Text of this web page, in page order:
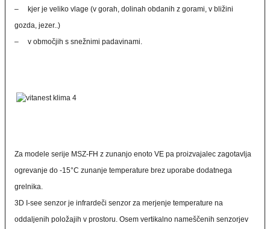
– kjer je veliko vlage (v gorah, dolinah obdanih z gorami, v bližini
gozda, jezer..)
– v območjih s snežnimi padavinami.
Za modele serije MSZ-FH z zunanjo enoto VE pa proizvajalec zagotavlja
ogrevanje do -15°C zunanje temperature brez uporabe dodatnega
grelnika.
3D I-see senzor je infrardeči senzor za merjenje temperature na
oddaljenih položajih v prostoru. Osem vertikalno nameščenih senzorjev